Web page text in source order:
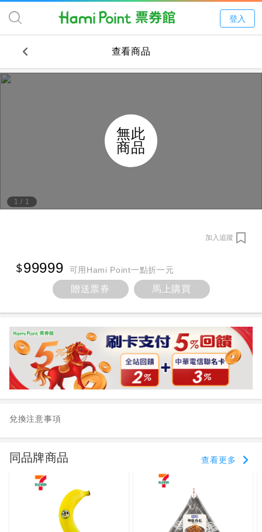
登入
查看商品
1 / 1
無此
商品
加入追蹤
99999 可用Hami Point一點折一元
贈送票券 馬上購買
兌換注意事項
同品牌商品 查看更多